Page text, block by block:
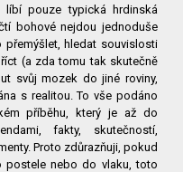
líbí pouze typická hrdinská
bohové nejdou jednoduše
přemýšlet, hledat souvislosti
(a zda tomu tak skutečně
svůj mozek do jiné roviny,
s realitou. To vše podáno
příběhu, který je až do
fakty, skutečností,
Proto zdůrazňuji, pokud
postele nebo do vlaku, toto